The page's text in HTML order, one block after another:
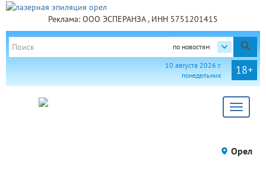
Реклама: ООО ЭСПЕРАНЗА , ИНН 5751201415
по новостям
18+
10 августа 2026 г.
понедельник
Toggle
Орел